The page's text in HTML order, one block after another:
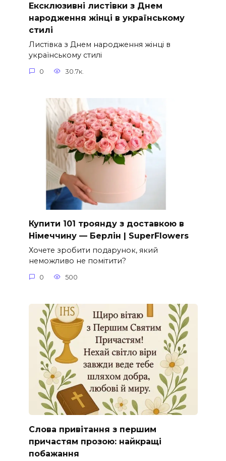
Ексклюзивні листівки з Днем
народження жінці в українському
стилі
Листівка з Днем народження жінці в
українському стилі
0 30.7к.
Купити 101 троянду з доставкою в
Німеччину — Берлін | SuperFlowers
Хочете зробити подарунок, який
неможливо не помітити?
0 500
Слова привітання з першим
причастям прозою: найкращі
побажання